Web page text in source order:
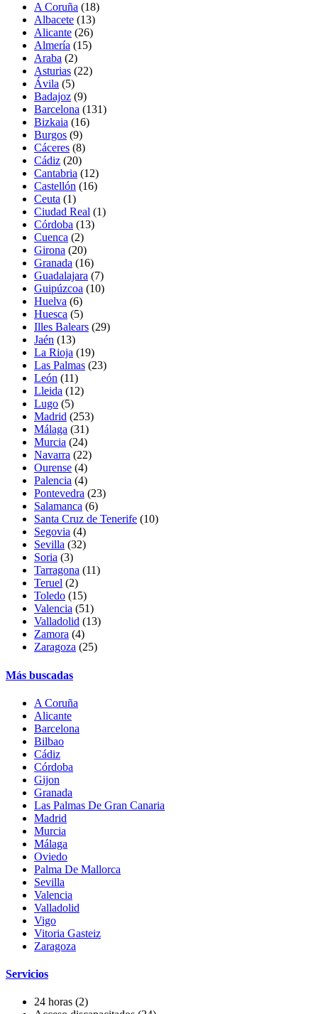
A Coruña (18)
Albacete (13)
Alicante (26)
Almería (15)
Araba (2)
Asturias (22)
Ávila (5)
Badajoz (9)
Barcelona (131)
Bizkaia (16)
Burgos (9)
Cáceres (8)
Cádiz (20)
Cantabria (12)
Castellón (16)
Ceuta (1)
Ciudad Real (1)
Córdoba (13)
Cuenca (2)
Girona (20)
Granada (16)
Guadalajara (7)
Guipúzcoa (10)
Huelva (6)
Huesca (5)
Illes Balears (29)
Jaén (13)
La Rioja (19)
Las Palmas (23)
León (11)
Lleida (12)
Lugo (5)
Madrid (253)
Málaga (31)
Murcia (24)
Navarra (22)
Ourense (4)
Palencia (4)
Pontevedra (23)
Salamanca (6)
Santa Cruz de Tenerife (10)
Segovia (4)
Sevilla (32)
Soria (3)
Tarragona (11)
Teruel (2)
Toledo (15)
Valencia (51)
Valladolid (13)
Zamora (4)
Zaragoza (25)
Más buscadas
A Coruña
Alicante
Barcelona
Bilbao
Cádiz
Córdoba
Gijon
Granada
Las Palmas De Gran Canaria
Madrid
Murcia
Málaga
Oviedo
Palma De Mallorca
Sevilla
Valencia
Valladolid
Vigo
Vitoria Gasteiz
Zaragoza
Servicios
24 horas (2)